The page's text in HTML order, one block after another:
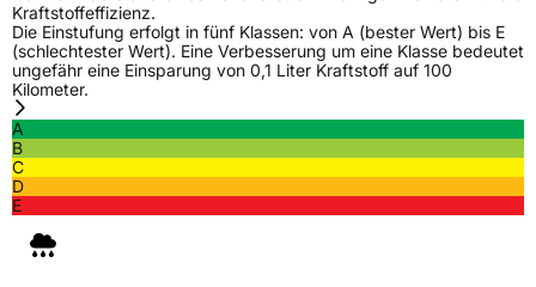
Verantwortliche
in der EU
HONCH HUSDOW CO. (CYPRUS) LTD, Room
608 Sunyard International Creative Center
1750 Jianghong Road Binjiang District
Kraftstoffeffizienz.
Die Einstufung erfolgt in fünf Klassen: von A (bester Wert) bis E
(schlechtester Wert). Eine Verbesserung um eine Klasse bedeutet
ungefähr eine Einsparung von 0,1 Liter Kraftstoff auf 100
Kilometer.
A
B
C
D
E